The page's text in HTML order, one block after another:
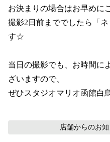
お決まりの場合はお早めに
撮影2日前まででしたら「
す☆
当日の撮影でも、お時間に
ざいますので、
ぜひスタジオマリオ函館白
店舗からのお